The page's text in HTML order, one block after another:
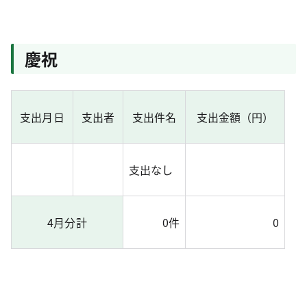
慶祝
支出月日 支出者 支出件名 支出金額（円）
支出なし
4月分計 0件 0